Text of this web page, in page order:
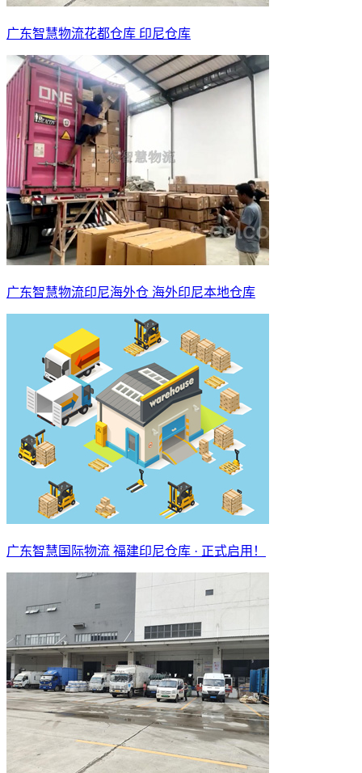
广东智慧物流花都仓库 印尼仓库
广东智慧物流印尼海外仓 海外印尼本地仓库
广东智慧国际物流 福建印尼仓库 · 正式启用！